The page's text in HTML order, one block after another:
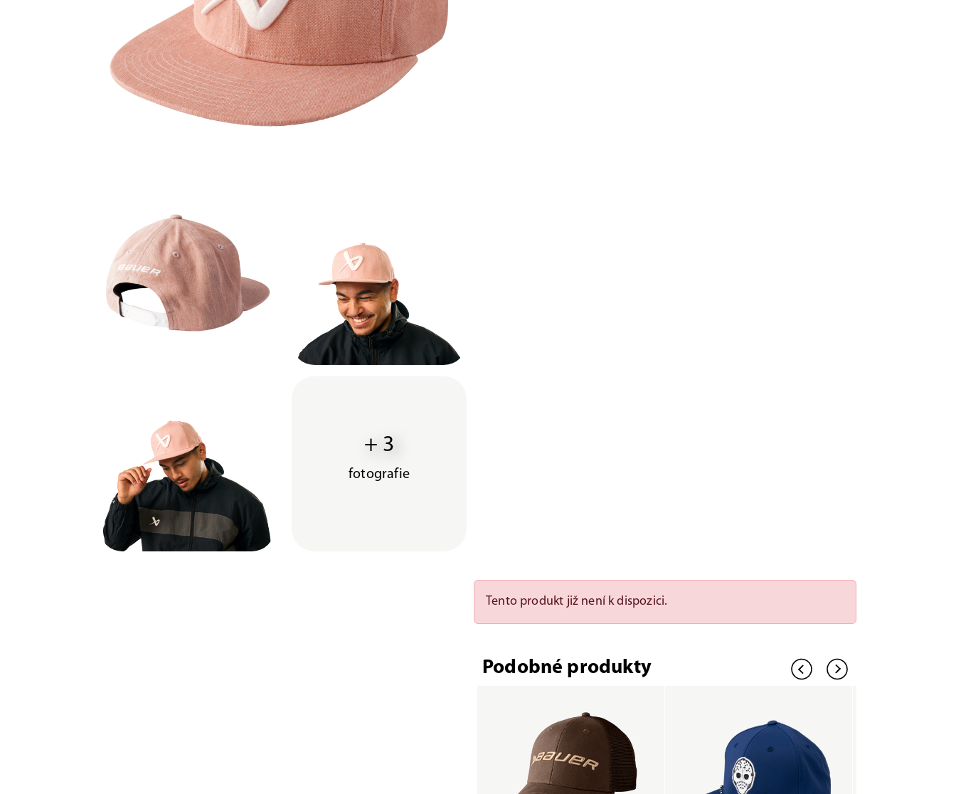
+ 3
fotografie
Tento produkt již není k dispozici.
Podobné produkty